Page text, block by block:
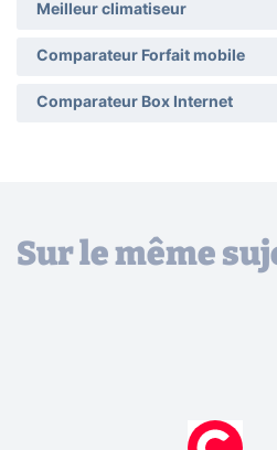
Meilleur climatiseur
Comparateur Forfait mobile
Comparateur Box Internet
Sur le même